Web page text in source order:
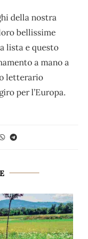
della nostra
bellissime
lista e questo
a mano a
letterario
per l’Europa.